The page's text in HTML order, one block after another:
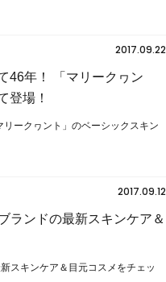
2017.09.22
46年！ 「マリークヮン
登場！
ークヮント」のベーシックスキン
2017.09.12
ランドの最新スキンケア＆
スキンケア＆目元コスメをチェッ